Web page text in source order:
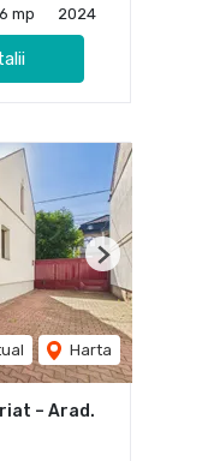
mp 2024
Harta
Next
– Arad.